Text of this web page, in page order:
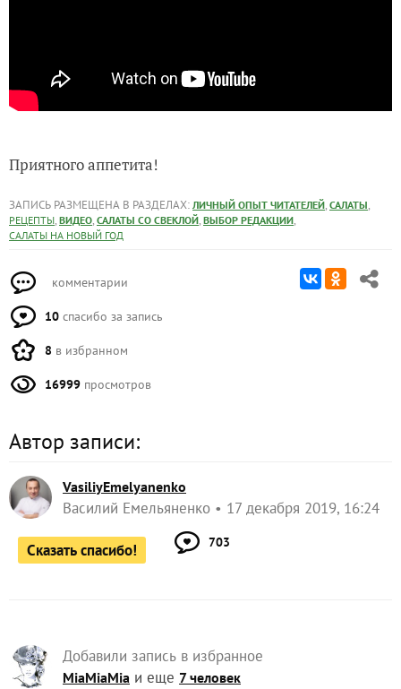
Приятного аппетита!
ЗАПИСЬ РАЗМЕЩЕНА В РАЗДЕЛАХ: ЛИЧНЫЙ ОПЫТ ЧИТАТЕЛЕЙ, САЛАТЫ,
РЕЦЕПТЫ, ВИДЕО, САЛАТЫ СО СВЕКЛОЙ, ВЫБОР РЕДАКЦИИ,
САЛАТЫ НА НОВЫЙ ГОД
комментарии
10 спасибо за запись
8 в избранном
16999 просмотров
Автор записи:
VasiliyEmelyanenko
Василий Емельяненко 17 декабря 2019, 16:24
Сказать спасибо! 703
Добавили запись в избранное
MiaMiaMia и еще 7 человек